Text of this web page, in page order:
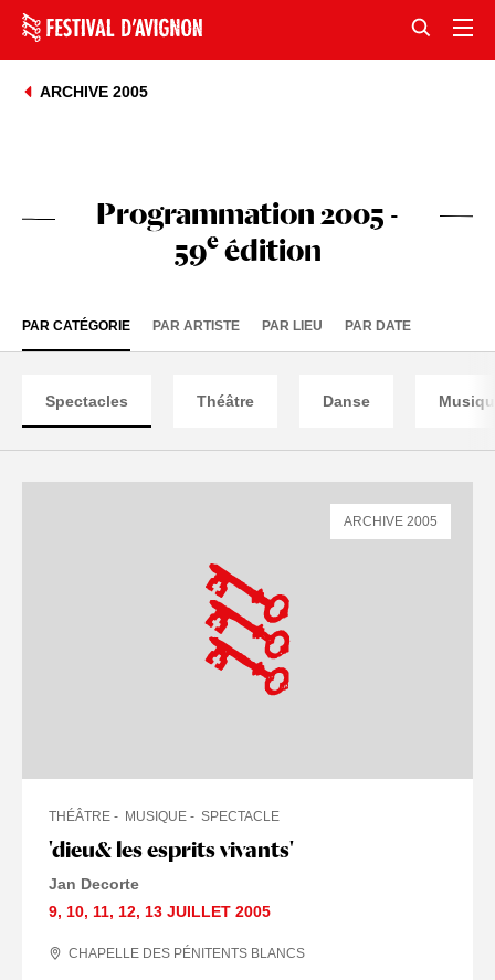
ARCHIVE 2005
Programmation 2005 -
59eédition
PAR CATÉGORIE PAR ARTISTE PAR LIEU PAR DATE
Spectacles Théâtre Danse
'dieu& les esprits vivants'
THÉÂTRE MUSIQUE SPECTACLE
Jan Decorte
9, 10, 11, 12, 13 JUILLET 2005
CHAPELLE DES PÉNITENTS BLANCS
ARCHIVE 2005